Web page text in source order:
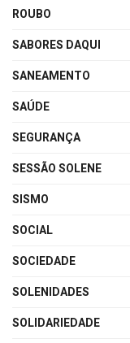
ROUBO
SABORES DAQUI
SANEAMENTO
SAÚDE
SEGURANÇA
SESSÃO SOLENE
SISMO
SOCIAL
SOCIEDADE
SOLENIDADES
SOLIDARIEDADE